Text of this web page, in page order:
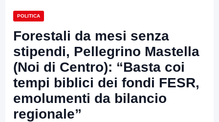
POLITICA
Forestali da mesi senza
stipendi, Pellegrino Mastella
(Noi di Centro): “Basta coi
tempi biblici dei fondi FESR,
emolumenti da bilancio
regionale”